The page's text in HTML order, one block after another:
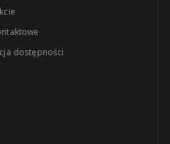
dostępności